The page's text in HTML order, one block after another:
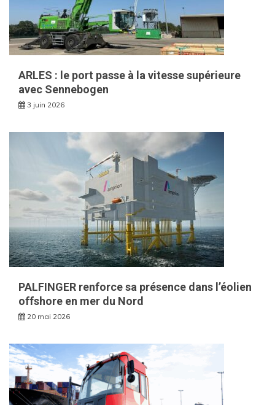
ARLES : le port passe à la vitesse supérieure
avec Sennebogen
3 juin 2026
PALFINGER renforce sa présence dans l’éolien
offshore en mer du Nord
20 mai 2026